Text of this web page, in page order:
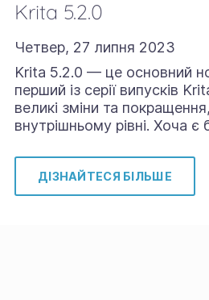
Krita 5.2.0
Четвер, 27 липня 2023
Krita 5.2.0 — це основний
перший із серії випусків
великі зміни та
внутрішньому рівні. Хоча є
ДІЗНАЙТЕСЯ БІЛЬШЕ